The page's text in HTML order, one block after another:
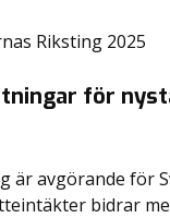
Riksting 2025
för
är avgörande för
bidrar